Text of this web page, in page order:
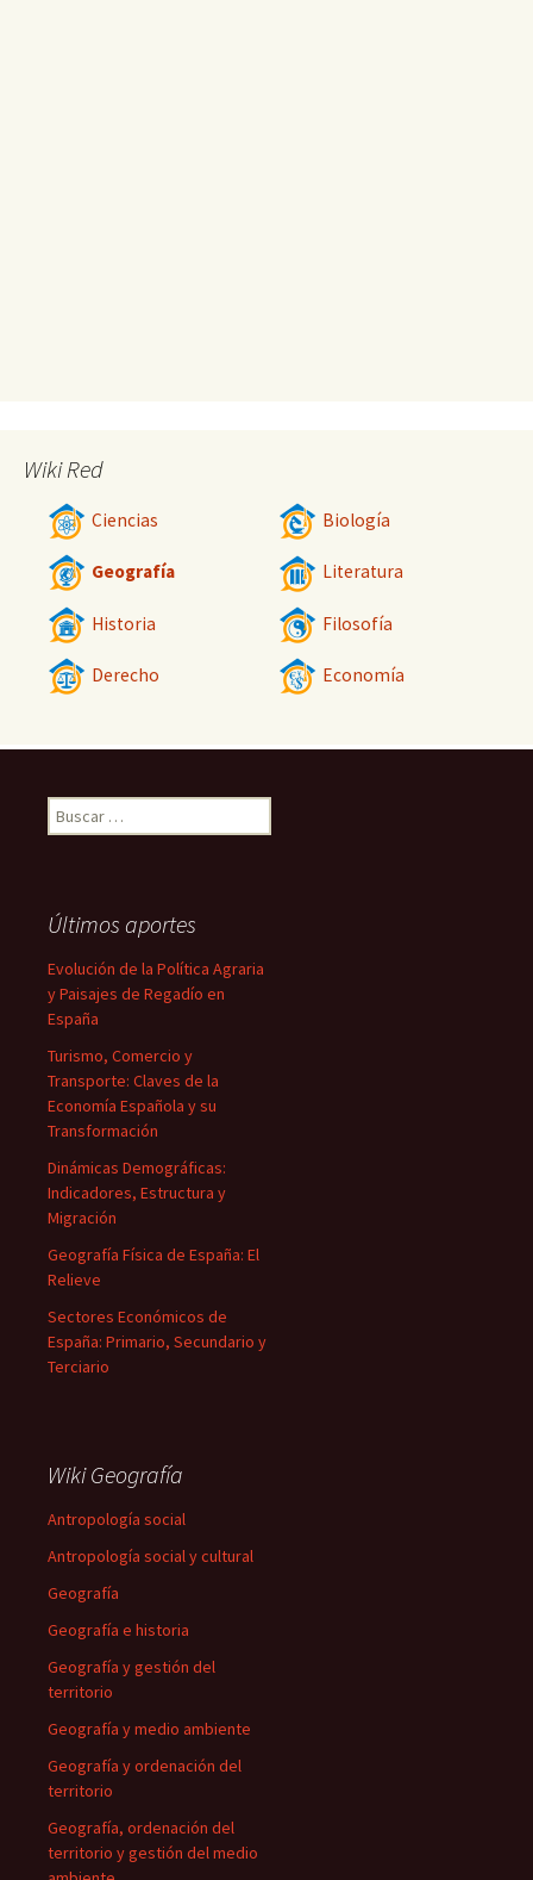
Wiki Red
Ciencias Biología
Geografía Literatura
Historia Filosofía
Derecho Economía
Buscar:
Últimos aportes
Evolución de la Política Agraria
y Paisajes de Regadío en
España
Turismo, Comercio y
Transporte: Claves de la
Economía Española y su
Transformación
Dinámicas Demográficas:
Indicadores, Estructura y
Migración
Geografía Física de España: El
Relieve
Sectores Económicos de
España: Primario, Secundario y
Terciario
Wiki Geografía
Antropología social
Antropología social y cultural
Geografía
Geografía e historia
Geografía y gestión del
territorio
Geografía y medio ambiente
Geografía y ordenación del
territorio
Geografía, ordenación del
territorio y gestión del medio